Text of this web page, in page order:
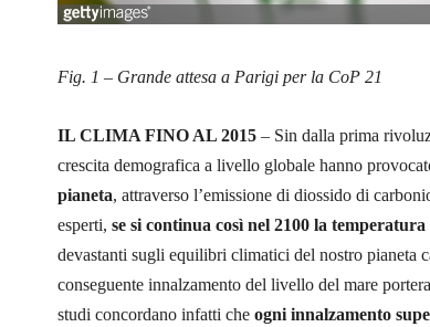
Fig. 1 – Grande attesa a Parigi per la CoP 21
IL CLIMA FINO AL 2015 – Sin dalla prima
crescita demografica a livello globale hanno
pianeta, attraverso l’emissione di diossido di
esperti, se si continua così nel 2100 la
devastanti sugli equilibri climatici del nostro pianeta
conseguente innalzamento del livello del mare
studi concordano infatti che ogni innalzamento